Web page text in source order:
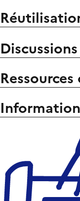
Discussions